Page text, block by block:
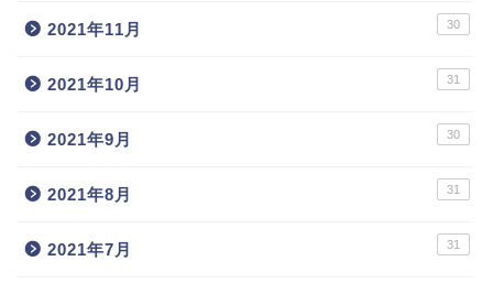
2021年11月 30
2021年10月 31
2021年9月 30
2021年8月 31
2021年7月 31